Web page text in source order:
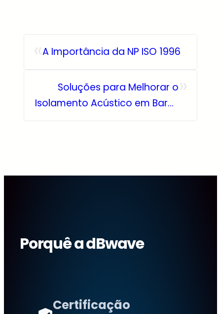
A Importância da NP ISO 1996
Soluções para Melhorar o
Isolamento Acústico em Bares
Porquê a dBwave
Certificação